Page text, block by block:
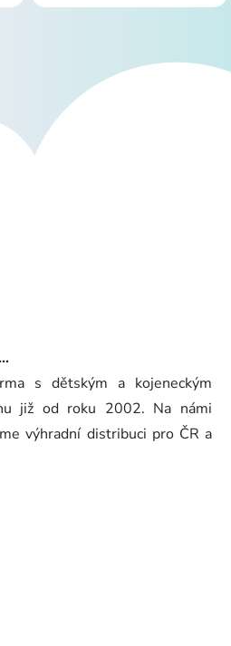
s dětským a kojeneckým
již od roku 2002. Na námi
výhradní distribuci pro ČR a